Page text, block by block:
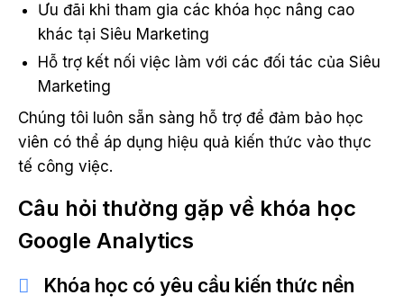
Ưu đãi khi tham gia các khóa học nâng cao
khác tại Siêu Marketing
Hỗ trợ kết nối việc làm với các đối tác của Siêu
Marketing
Chúng tôi luôn sẵn sàng hỗ trợ để đảm bảo học
viên có thể áp dụng hiệu quả kiến thức vào thực
tế công việc.
Câu hỏi thường gặp về khóa học
Google Analytics
Khóa học có yêu cầu kiến thức nền